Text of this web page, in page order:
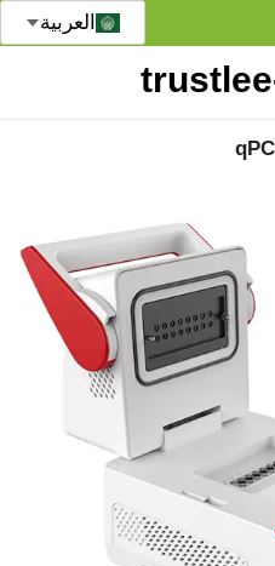
العربية